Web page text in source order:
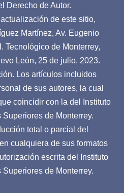
Derecho de Autor.
de este sitio,
Martínez, Av. Eugenio
Tecnológico de Monterrey,
León, 25 de julio, 2023.
Los artículos incluidos
de sus autores, la cual
coincidir con la del Instituto
de Monterrey.
total o parcial del
cualquiera de sus formatos
escrita del Instituto
de Monterrey.